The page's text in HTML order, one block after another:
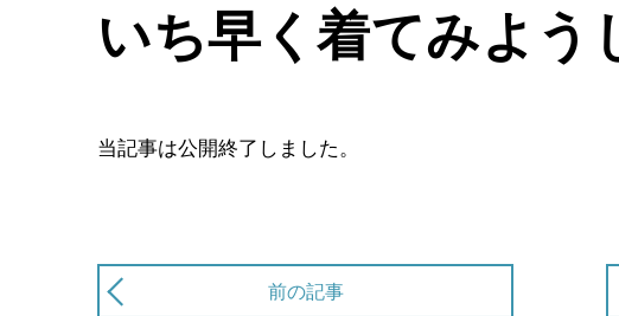
いち早く着てみよう
当記事は公開終了しました。
前の記事